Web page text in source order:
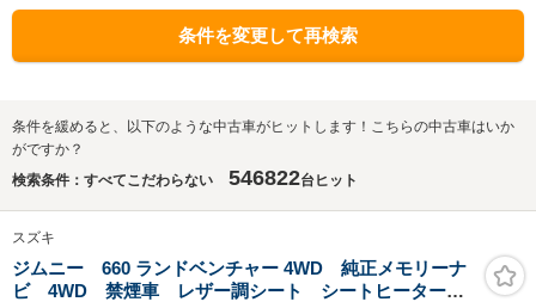
条件を変更して再検索
条件を緩めると、以下のような中古車がヒットします！こちらの中古車はいか
がですか？
検索条件：すべてこだわらない
546822台ヒット
スズキ
ジムニー 660 ランドベンチャー 4WD 純正メモリーナ
ビ 4WD 禁煙車 レザー調シート シートヒーター